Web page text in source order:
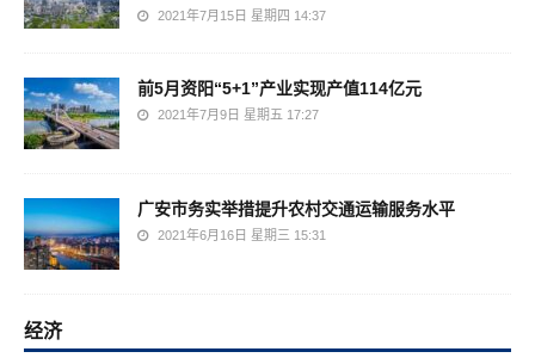
2021年7月15日 星期四 14:37
前5月资阳“5+1”产业实现产值114亿元
2021年7月9日 星期五 17:27
广安市务实举措提升农村交通运输服务水平
2021年6月16日 星期三 15:31
经济